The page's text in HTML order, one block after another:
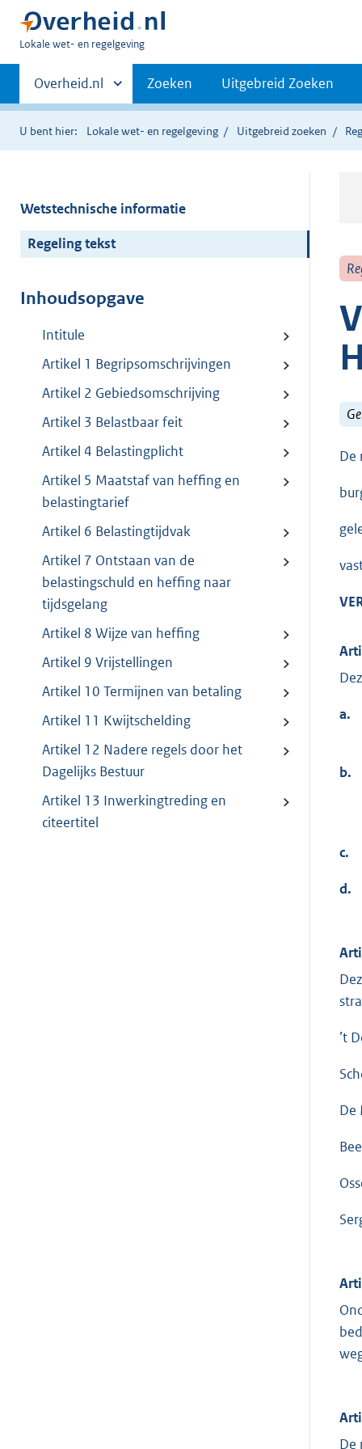
U
hier:
Lokale wet- en regelgeving
Primaire
navigatie
Andere
sites
binnen
Overheid.nl Zoeken Uitgebreid Zoeken
U bent hier: Lokale wet- en regelgeving Uitgebreid zoeken
Wetstechnische informatie
Regeling tekst
Inhoudsopgave
Intitule
Artikel 1 Begripsomschrijvingen
Artikel 2 Gebiedsomschrijving
Artikel 3 Belastbaar feit
Artikel 4 Belastingplicht
Artikel 5 Maatstaf van heffing en
belastingtarief
Artikel 6 Belastingtijdvak
Artikel 7 Ontstaan van de
belastingschuld en heffing naar
tijdsgelang
Artikel 8 Wijze van heffing
Artikel 9 Vrijstellingen
Artikel 10 Termijnen van betaling
Artikel 11 Kwijtschelding
Artikel 12 Nadere regels door het
Dagelijks Bestuur
Artikel 13 Inwerkingtreding en
citeertitel
De
V
a.
b.
c.
d.
’t
De
De